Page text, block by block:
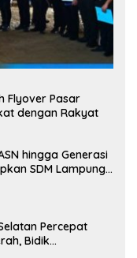
Flyover Pasar
dengan Rakyat
hingga Generasi
SDM Lampung
Percepat
Bidik